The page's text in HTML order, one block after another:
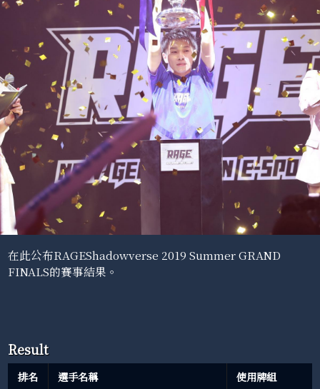
在此公布RAGEShadowverse 2019 Summer GRAND
FINALS的賽事結果。
Result
排名 選手名稱 使用牌組